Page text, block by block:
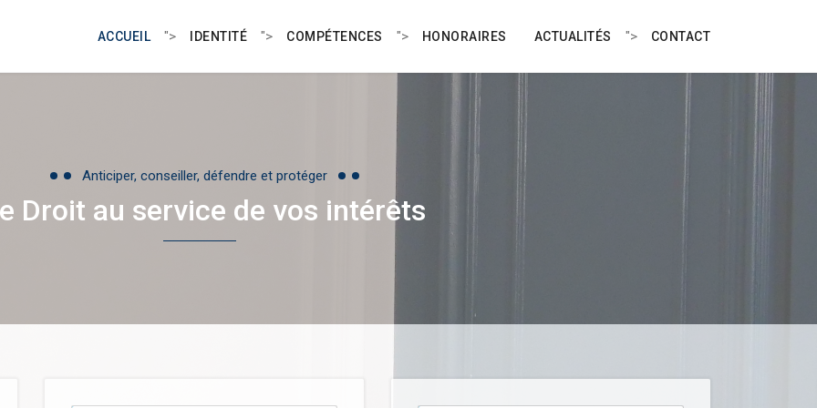
ACCUEIL "> IDENTITÉ "> COMPÉTENCES "> HONORAIRES ACTUALITÉS "> CONTACT
Anticiper, conseiller, défendre et protéger
Droit au service de vos intérêts